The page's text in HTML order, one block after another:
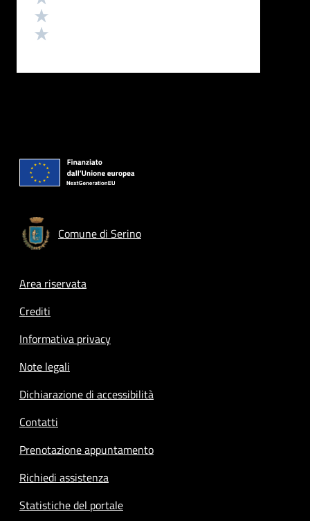
Comune di Serino
Footer menu
Area riservata
Crediti
Informativa privacy
Note legali
Dichiarazione di accessibilità
Contatti
Prenotazione appuntamento
Richiedi assistenza
Statistiche del portale